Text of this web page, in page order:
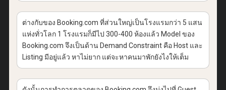
ต่างกับของ Booking.com ที่ส่วนใหญ่เป็นโรงแรมกว่า 5 แสน
แห่งทั่วโลก 1 โรงแรมก็มีไป 300-400 ห้องแล้ว Model ของ
Booking.com จึงเป็นด้าน Demand Constraint คือ Host และ
Listing มีอยู่แล้ว หาไม่ยาก แต่จะหาคนมาพักยังไงให้เต็ม